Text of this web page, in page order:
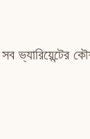
ভ্যারিয়েন্টের